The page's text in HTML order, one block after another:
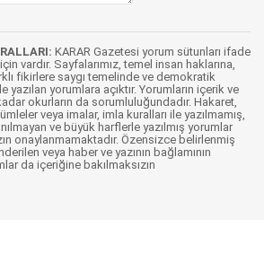
KARAR Gazetesi yorum sütunları ifade
vardır. Sayfalarımız, temel insan haklarına,
fikirlere saygı temelinde ve demokratik
yazılan yorumlara açıktır. Yorumların içerik ve
okurların da sorumluluğundadır. Hakaret,
veya imalar, imla kuralları ile yazılmamış,
ve büyük harflerle yazılmış yorumlar
onaylanmamaktadır. Özensizce belirlenmiş
veya haber ve yazının bağlamının
da içeriğine bakılmaksızın